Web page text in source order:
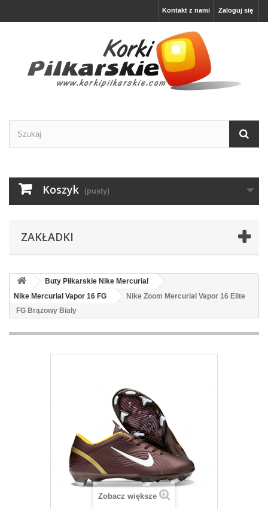
Zaloguj się
Kontakt z nami
Koszyk (pusty)
ZAKŁADKI
Buty Piłkarskie Nike Mercurial
Nike Mercurial Vapor 16 FG
Nike Zoom Mercurial Vapor 16 Elite
FG Brązowy Biały
Zobacz większe